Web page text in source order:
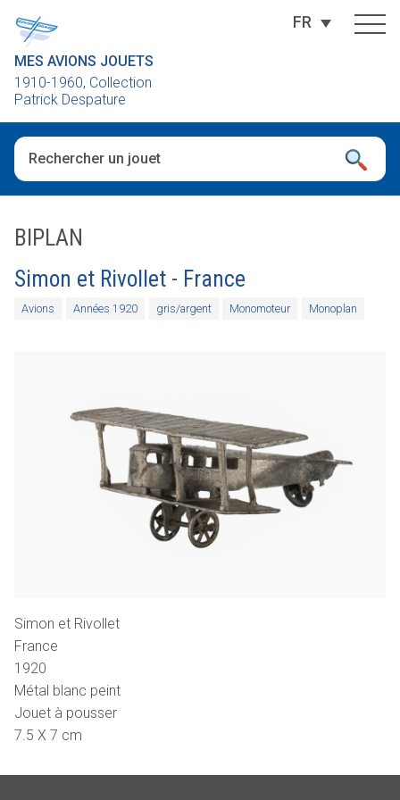
MES AVIONS JOUETS
1910-1960, Collection
Patrick Despature
FR
BIPLAN
Simon et Rivollet - France
Avions Années 1920 gris/argent Monomoteur Monoplan
Simon et Rivollet
France
1920
Métal blanc peint
Jouet à pousser
7.5 X 7 cm